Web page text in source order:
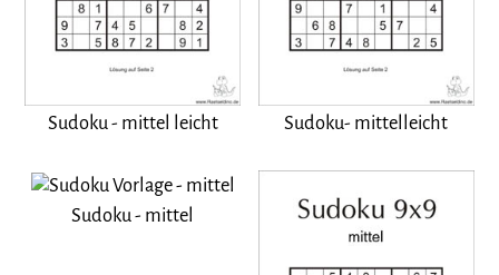
Sudoku - mittel leicht Sudoku- mittelleicht
Sudoku - mittel